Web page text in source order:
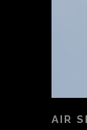
AIR